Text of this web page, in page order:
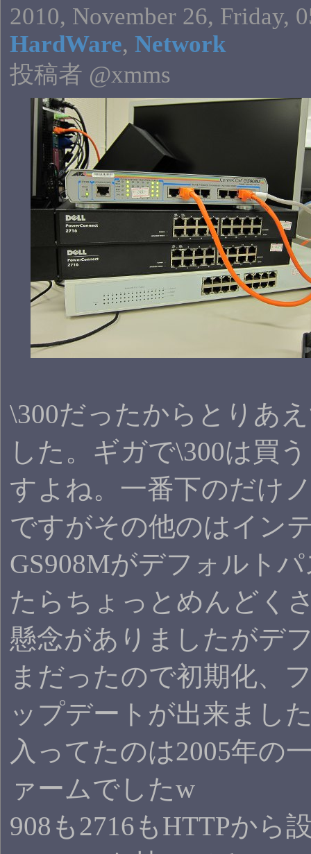
2010, November 26, Friday,
HardWare, Network
投稿者 @xmms
\300だったからとりあ
した。ギガで\300は買
すよね。一番下のだけ
ですがその他のはイン
GS908Mがデフォルト
たらちょっとめんどく
懸念がありましたがデ
まだったので初期化、
ップデートが出来まし
入ってたのは2005年の
ァームでしたw
908も2716もHTTPから